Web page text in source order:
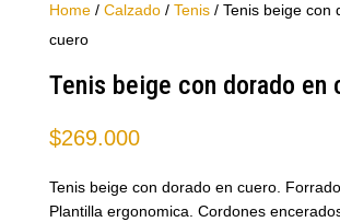
Home/ Calzado/ Tenis/ Tenis beige con
cuero
Tenis beige con dorado en
$269.000
Tenis beige con dorado en cuero.
Plantilla ergonomica. Cordones